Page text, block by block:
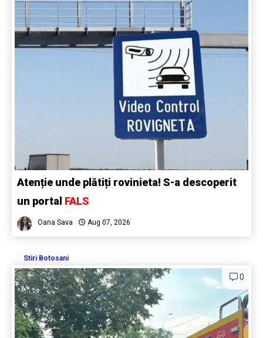
Atenție unde plătiți rovinieta! S-a descoperit
un portal FALS
Oana Sava Aug 07, 2026
Stiri Botosani
0